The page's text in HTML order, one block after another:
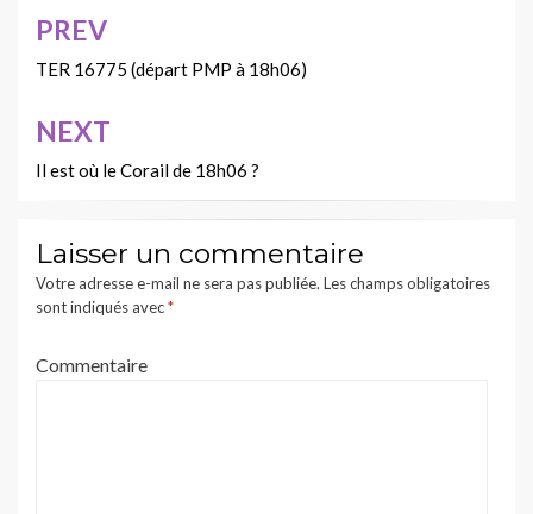
Navigation
de
l’article
PREV
TER 16775 (départ PMP à 18h06)
NEXT
Il est où le Corail de 18h06 ?
Laisser un commentaire
Votre adresse e-mail ne sera pas publiée. Les champs obligatoires
sont indiqués avec*
Commentaire